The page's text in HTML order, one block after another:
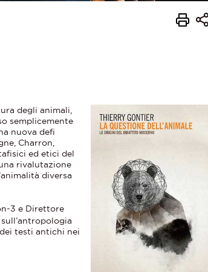
degli animali,
semplicemente
nuova defi
Charron,
ed etici del
rivalutazione
diversa
3 e Direttore
testi antichi nei